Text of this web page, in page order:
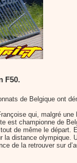
F50.
de Belgique ont
qui, malgré
est championne de
de même le départ.
la distance olympique.
de la retrouver sur